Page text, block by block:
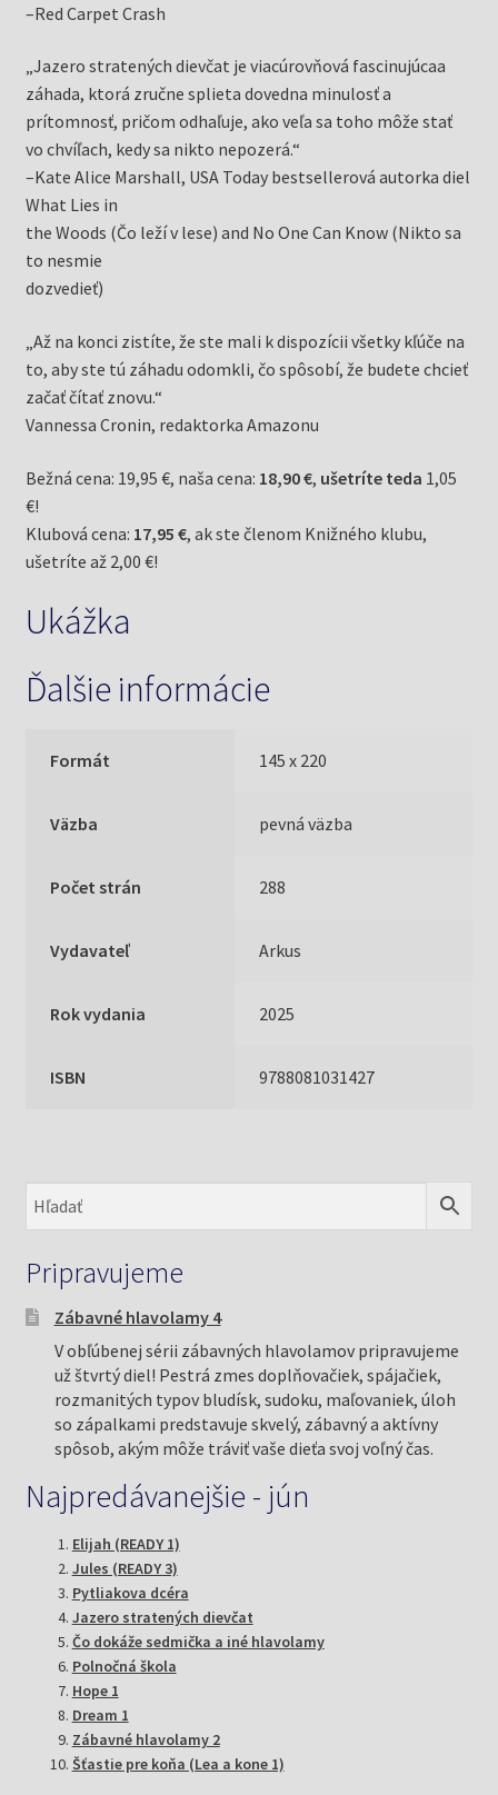
–Red Carpet Crash
„Jazero stratených dievčat je viacúrovňová fascinujúcaa
záhada, ktorá zručne splieta dovedna minulosť a
prítomnosť, pričom odhaľuje, ako veľa sa toho môže stať
vo chvíľach, kedy sa nikto nepozerá.“
–Kate Alice Marshall, USA Today bestsellerová autorka diel
What Lies in
the Woods (Čo leží v lese) and No One Can Know (Nikto sa
to nesmie
dozvedieť)
„Až na konci zistíte, že ste mali k dispozícii všetky kľúče na
to, aby ste tú záhadu odomkli, čo spôsobí, že budete chcieť
začať čítať znovu.“
Vannessa Cronin, redaktorka Amazonu
Bežná cena: 19,95 €, naša cena: 18,90 €, ušetríte teda 1,05
€!
Klubová cena: 17,95 €, ak ste členom Knižného klubu,
ušetríte až 2,00 €!
Ukážka
Ďalšie informácie
Formát 145 x 220
Väzba pevná väzba
Počet strán 288
Vydavateľ Arkus
Rok vydania 2025
ISBN 9788081031427
Pripravujeme
Zábavné hlavolamy 4
V obľúbenej sérii zábavných hlavolamov pripravujeme
už štvrtý diel! Pestrá zmes doplňovačiek, spájačiek,
rozmanitých typov bludísk, sudoku, maľovaniek, úloh
so zápalkami predstavuje skvelý, zábavný a aktívny
spôsob, akým môže tráviť vaše dieťa svoj voľný čas.
Najpredávanejšie - jún
Elijah (READY 1)
Jules (READY 3)
Pytliakova dcéra
Jazero stratených dievčat
Čo dokáže sedmička a iné hlavolamy
Polnočná škola
Hope 1
Dream 1
Zábavné hlavolamy 2
Šťastie pre koňa (Lea a kone 1)